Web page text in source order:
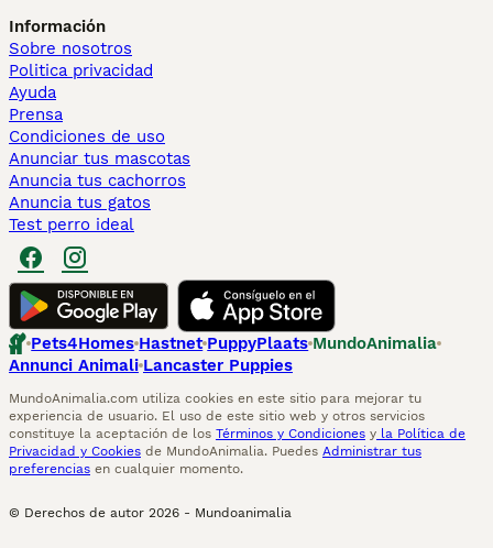
Información
Sobre nosotros
Politica privacidad
Ayuda
Prensa
Condiciones de uso
Anunciar tus mascotas
Anuncia tus cachorros
Anuncia tus gatos
Test perro ideal
Pets4Homes Hastnet PuppyPlaats MundoAnimalia
Annunci Animali Lancaster Puppies
MundoAnimalia.com utiliza cookies en este sitio para mejorar tu
experiencia de usuario. El uso de este sitio web y otros servicios
constituye la aceptación de los Términos y Condiciones y la Política de
Privacidad y Cookies de MundoAnimalia. Puedes Administrar tus
preferencias en cualquier momento.
© Derechos de autor 2026 - Mundoanimalia